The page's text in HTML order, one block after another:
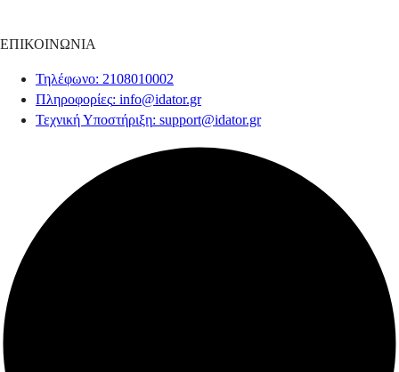
ΕΠΙΚΟΙΝΩΝΙΑ
Τηλέφωνο: 2108010002
Πληροφορίες: info@idator.gr
Τεχνική Υποστήριξη: support@idator.gr